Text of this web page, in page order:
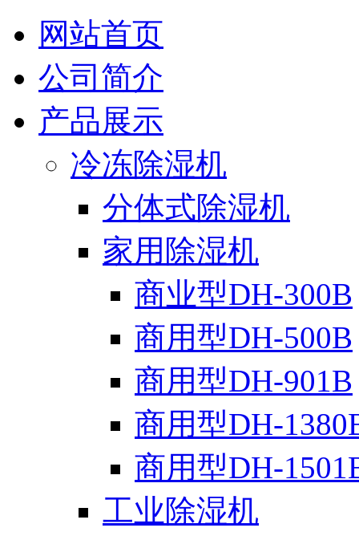
网站首页
公司简介
产品展示
冷冻除湿机
分体式除湿机
家用除湿机
商业型DH-300B
商用型DH-500B
商用型DH-901B
商用型DH-
商用型DH-
工业除湿机